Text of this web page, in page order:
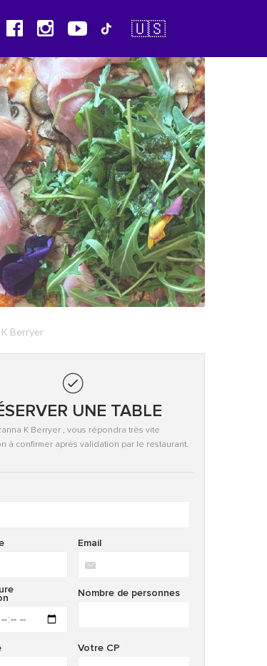
🇺🇸
Berryer
UNE TABLE
K Berryer , vous répondra très vite
à confirmer après validation par le restaurant.
Email
Nombre de personnes
Votre CP